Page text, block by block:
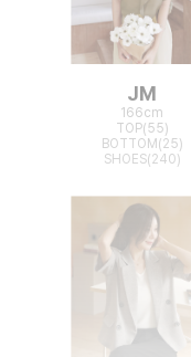
JM
166cm
TOP(55)
BOTTOM(25)
SHOES(240)